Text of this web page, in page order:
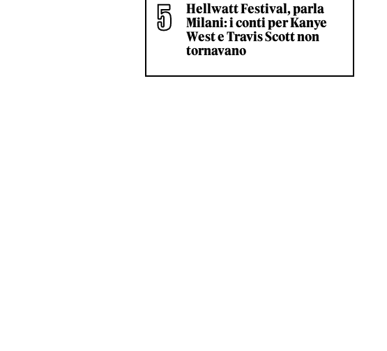
Hellwatt Festival, parla
Milani: i conti per Kanye
West e Travis Scott non
tornavano